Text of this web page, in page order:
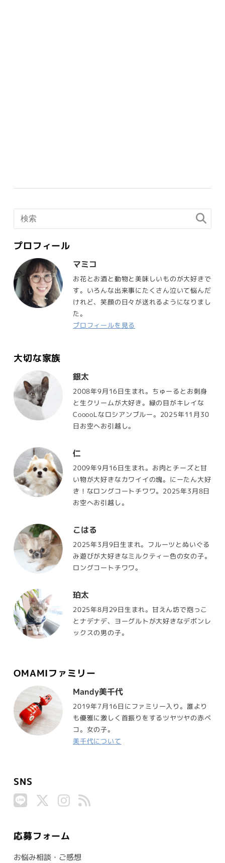
プロフィール
マミコ
お花とお酒と動物と美味しいものが大好きで
す。いろんな出来事にたくさん泣いて悩んだ
けれど、笑顔の日々が送れるようになりまし
た。
プロフィールを見る
大切な家族
銀太
2008年9月16日生まれ。ちゅーるとお刺身
と生クリームが大好き。緑の目がキレイな
CooooLなロシアンブルー。2025年11月30
日お空へお引越し。
仁
2009年9月16日生まれ。お肉とチーズと甘
い物が大好きなカワイイの塊。にーたん大好
き！なロングコートチワワ。2025年3月8日
お空へお引越し。
こはる
2025年3月9日生まれ。フルーツとぬいぐる
み遊びが大好きなミルクティー色の女の子。
ロングコートチワワ。
珀太
2025年8月29日生まれ。甘えん坊で抱っこ
とナデナデ、ヨーグルトが大好きなデボンレ
ックスの男の子。
OMAMIファミリー
Mandy美千代
2019年7月16日にファミリー入り。誰より
も優雅に激しく首振りをするツヤツヤの赤ベ
コ。女の子。
美千代について
SNS
応募フォーム
お悩み相談・ご感想